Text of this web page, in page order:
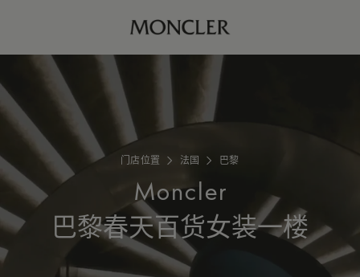
门店位置 法国 巴黎
Moncler
巴黎春天百货女装一楼